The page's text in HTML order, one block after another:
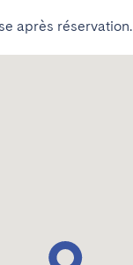
après réservation.